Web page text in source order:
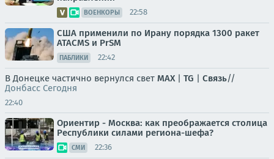
ВОЕНКОРЫ 22:58
США применили по Ирану порядка 1300 ракет
ATACMS и PrSM
ПАБЛИКИ 22:42
В Донецке частично вернулся свет MAX| TG | Связь//
Донбасс Сегодня
22:40
Ориентир - Москва: как преображается столица
Республики силами региона-шефа?
СМИ 22:36